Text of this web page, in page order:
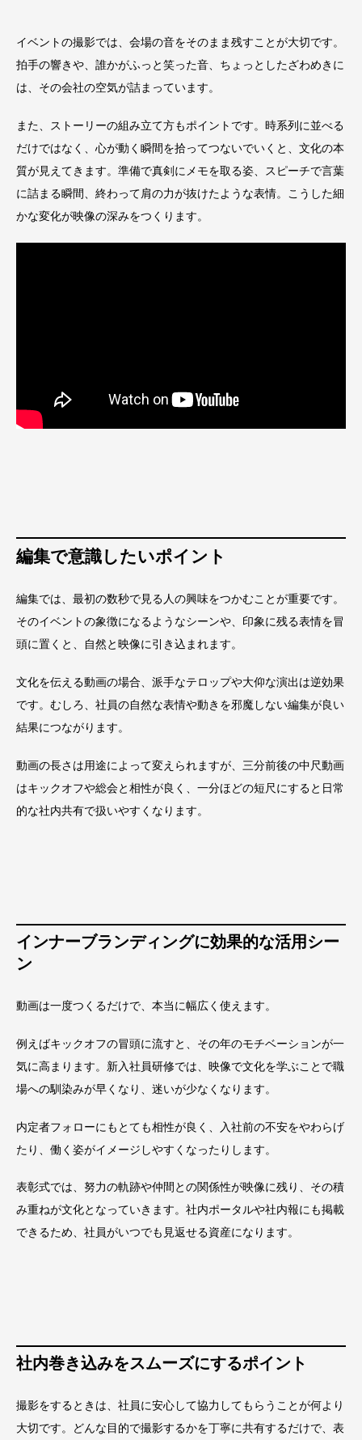
イベントの撮影では、会場の音をそのまま残すことが大切です。
拍手の響きや、誰かがふっと笑った音、ちょっとしたざわめきに
は、その会社の空気が詰まっています。
また、ストーリーの組み立て方もポイントです。時系列に並べる
だけではなく、心が動く瞬間を拾ってつないでいくと、文化の本
質が見えてきます。準備で真剣にメモを取る姿、スピーチで言葉
に詰まる瞬間、終わって肩の力が抜けたような表情。こうした細
かな変化が映像の深みをつくります。
編集で意識したいポイント
編集では、最初の数秒で見る人の興味をつかむことが重要です。
そのイベントの象徴になるようなシーンや、印象に残る表情を冒
頭に置くと、自然と映像に引き込まれます。
文化を伝える動画の場合、派手なテロップや大仰な演出は逆効果
です。むしろ、社員の自然な表情や動きを邪魔しない編集が良い
結果につながります。
動画の長さは用途によって変えられますが、三分前後の中尺動画
はキックオフや総会と相性が良く、一分ほどの短尺にすると日常
的な社内共有で扱いやすくなります。
インナーブランディングに効果的な活用シー
ン
動画は一度つくるだけで、本当に幅広く使えます。
例えばキックオフの冒頭に流すと、その年のモチベーションが一
気に高まります。新入社員研修では、映像で文化を学ぶことで職
場への馴染みが早くなり、迷いが少なくなります。
内定者フォローにもとても相性が良く、入社前の不安をやわらげ
たり、働く姿がイメージしやすくなったりします。
表彰式では、努力の軌跡や仲間との関係性が映像に残り、その積
み重ねが文化となっていきます。社内ポータルや社内報にも掲載
できるため、社員がいつでも見返せる資産になります。
社内巻き込みをスムーズにするポイント
撮影をするときは、社員に安心して協力してもらうことが何より
大切です。どんな目的で撮影するかを丁寧に共有するだけで、表